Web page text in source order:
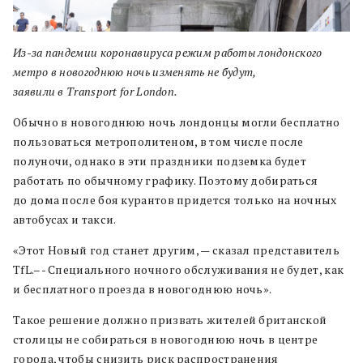
Из-за пандемии коронавируса режим работы лондонского
метро в новогоднюю ночь изменять не будут,
заявили в Transport for London.
Обычно в новогоднюю ночь лондонцы могли бесплатно
пользоваться метрополитеном, в том числе после
полуночи, однако в эти праздники подземка будет
работать по обычному графику. Поэтому добираться
до дома после боя курантов придется только на ночных
автобусах и такси.
«Этот Новый год станет другим, — сказал представитель
TfL.–- Специального ночного обслуживания не будет, как
и бесплатного проезда в новогоднюю ночь».
Такое решение должно призвать жителей британской
столицы не собираться в новогоднюю ночь в центре
города, чтобы снизить риск распространения